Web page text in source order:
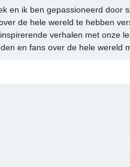
en ik ben gepassioneerd door
de hele wereld te hebben
verhalen met onze
en fans over de hele wereld